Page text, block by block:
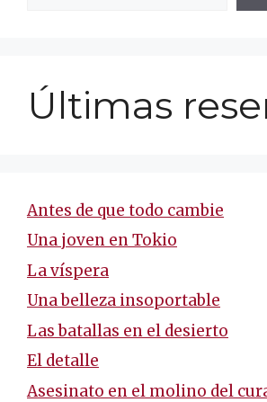
Últimas
Antes de que todo cambie
Una joven en Tokio
La víspera
Una belleza insoportable
Las batallas en el desierto
El detalle
Asesinato en el molino del